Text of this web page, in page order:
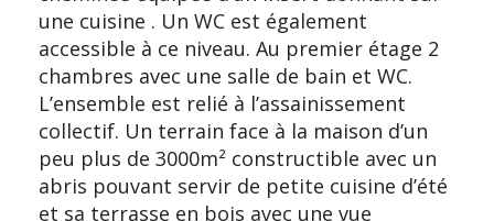
une cuisine . Un WC est également
accessible à ce niveau. Au premier étage 2
chambres avec une salle de bain et WC.
L’ensemble est relié à l’assainissement
collectif. Un terrain face à la maison d’un
peu plus de 3000m² constructible avec un
abris pouvant servir de petite cuisine d’été
et sa terrasse en bois avec une vue